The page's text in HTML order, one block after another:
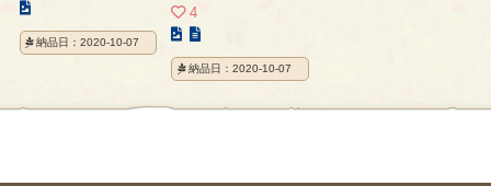
の
イ
ー
納品日：2020-10-07
4
の
イ
納品日：2020-10-07